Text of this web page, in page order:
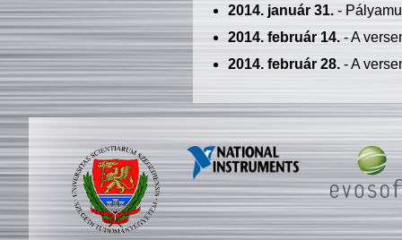
2014. január 31.-
2014. február 14.- A
2014. február 28.- A